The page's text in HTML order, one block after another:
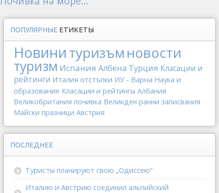
ПОПУЛЯРНЫЕ ЕТИКЕТЫ
Новинитуризъм новости
туризм Испания Албена Турция Класации и
рейтинги Италия отстъпки ИУ - Варна Наука и
образование Класации и рейтингы Албания
Великобритания почивка Великден ранни записвания
Майски празници Австрия
ПОСЛЕДНЕЕ
Туристы планируют свою „Одиссею“
Италию и Австрию соединил альпийский